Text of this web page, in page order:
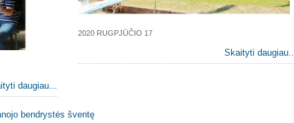
daugiau...
2020 RUGPJŪČIO 17
Skaityti daugiau...
bendrystės šventę